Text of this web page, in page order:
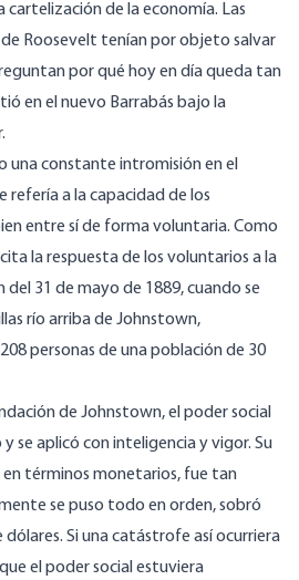
de la economía. Las
de Roosevelt tenían por objeto salvar
por qué hoy en día queda tan
en el nuevo Barrabás bajo la
una constante intromisión en el
refería a la capacidad de los
entre sí de forma voluntaria. Como
la respuesta de los voluntarios a la
del 31 de mayo de 1889, cuando se
río arriba de Johnstown,
personas de una población de 30
de Johnstown, el poder social
se aplicó con inteligencia y vigor. Su
términos monetarios, fue tan
se puso todo en orden, sobró
Si una catástrofe así ocurriera
el poder social estuviera